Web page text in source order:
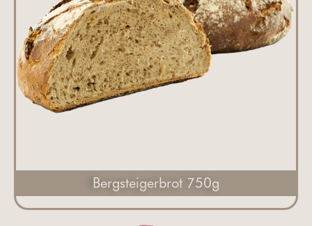
Bergsteigerbrot 750g